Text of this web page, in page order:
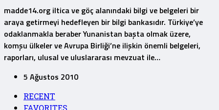
madde14.org iltica ve göç alanındaki bilgi ve belgeleri bir
araya getirmeyi hedefleyen bir bilgi bankasıdır. Türkiye’ye
odaklanmakla beraber Yunanistan başta olmak üzere,
komşu ülkeler ve Avrupa Birliği’ne ilişkin önemli belgeleri,
raporları, ulusal ve uluslararası mevzuat ile…
5 Ağustos 2010
RECENT
FAVORITES